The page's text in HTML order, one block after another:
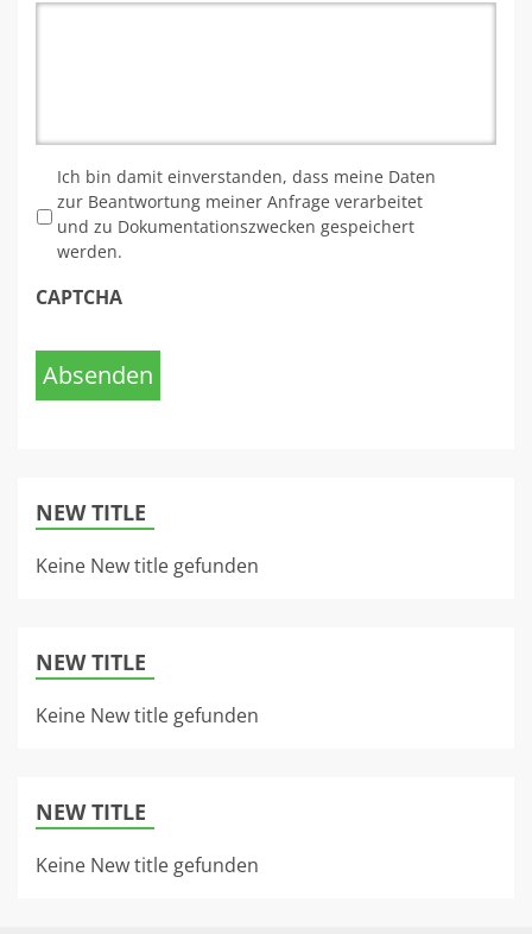
Ich bin damit einverstanden, dass meine Daten
zur Beantwortung meiner Anfrage verarbeitet
und zu Dokumentationszwecken gespeichert
werden.
CAPTCHA
Absenden
NEW TITLE
Keine New title gefunden
NEW TITLE
Keine New title gefunden
NEW TITLE
Keine New title gefunden